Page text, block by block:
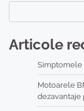
Articole
Simptomele
Motoarele
dezavantaje